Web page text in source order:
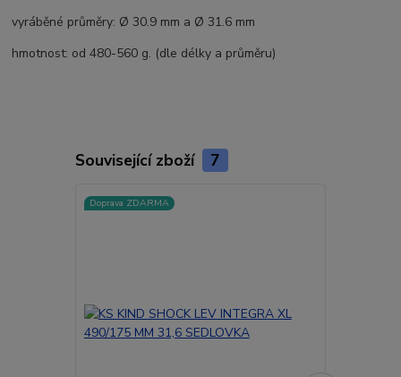
vyráběné průměry: Ø 30.9 mm a Ø 31.6 mm
hmotnost: od 480-560 g. (dle délky a průměru)
Související zboží 7
Doprava ZDARMA